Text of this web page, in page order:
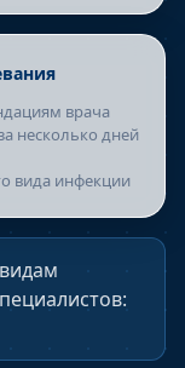
врача
несколько дней
вида инфекции